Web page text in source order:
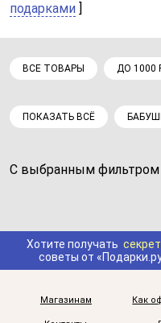
подарками ]
ВСЕ ТОВАРЫ ДО 1000
ПОКАЗАТЬ ВСЁ
С выбранным фильтром
Хотите получать
советы от
Магазинам Как